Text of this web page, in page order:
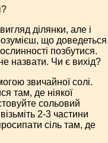
ділянки, але і
що доведеться
позбутися.
назвати. Чи є вихід?
звичайної солі.
там, де ніякої
сольовий
2-3 частини
сіль там, де